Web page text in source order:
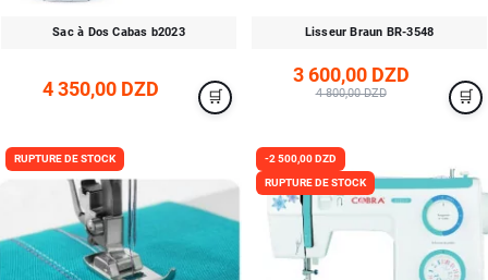
Sac à Dos Cabas b2023
4 350,00 DZD
Lisseur Braun BR-3548
3 600,00 DZD
4 800,00 DZD
RUPTURE DE STOCK
-2 500,00 DZD
RUPTURE DE STOCK